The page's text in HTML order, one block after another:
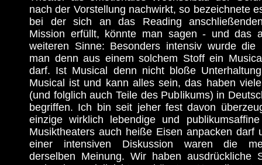
nach der Vorstellung nachwirkt, so bezeichnete
bei der sich an das Reading
Mission erfüllt, könnte man sagen - und das
weiteren Sinne: Besonders intensiv wurde die
man denn aus einem solchem Stoff ein
darf. Ist Musical denn nicht bloße
Musical ist und kann alles sein, das haben
(und folglich auch Teile des Publikums) in
begriffen. Ich bin seit jeher fest davon
einzige wirklich lebendige und
Musiktheaters auch heiße Eisen anpacken darf
einer intensiven Diskussion waren die
derselben Meinung. Wir haben ausdrückliche